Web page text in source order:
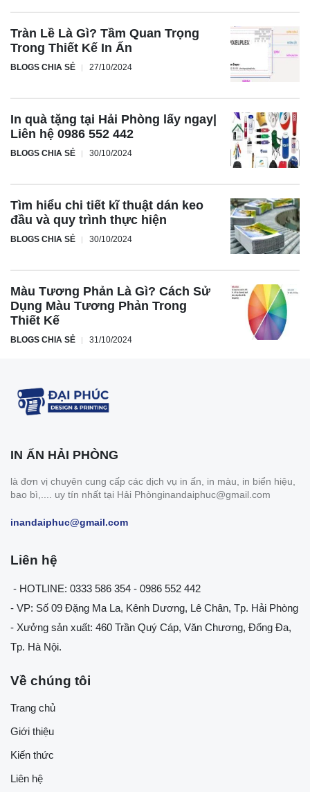
Tràn Lề Là Gì? Tầm Quan Trọng
Trong Thiết Kế In Ấn
BLOGS CHIA SẺ 27/10/2024
In quà tặng tại Hải Phòng lấy ngay|
Liên hệ 0986 552 442
BLOGS CHIA SẺ 30/10/2024
Tìm hiểu chi tiết kĩ thuật dán keo
đầu và quy trình thực hiện
BLOGS CHIA SẺ 30/10/2024
Màu Tương Phản Là Gì? Cách Sử
Dụng Màu Tương Phản Trong
Thiết Kế
BLOGS CHIA SẺ 31/10/2024
IN ẤN HẢI PHÒNG
là đơn vị chuyên cung cấp các dịch vụ in ấn, in màu, in biển hiệu,
bao bì,.... uy tín nhất tại Hải Phònginandaiphuc@gmail.com
inandaiphuc@gmail.com
Liên hệ
- HOTLINE: 0333 586 354 - 0986 552 442
- VP: Số 09 Đặng Ma La, Kênh Dương, Lê Chân, Tp. Hải Phòng
- Xưởng sản xuất: 460 Trần Quý Cáp, Văn Chương, Đống Đa,
Tp. Hà Nội.
Về chúng tôi
Trang chủ
Giới thiệu
Kiến thức
Liên hệ